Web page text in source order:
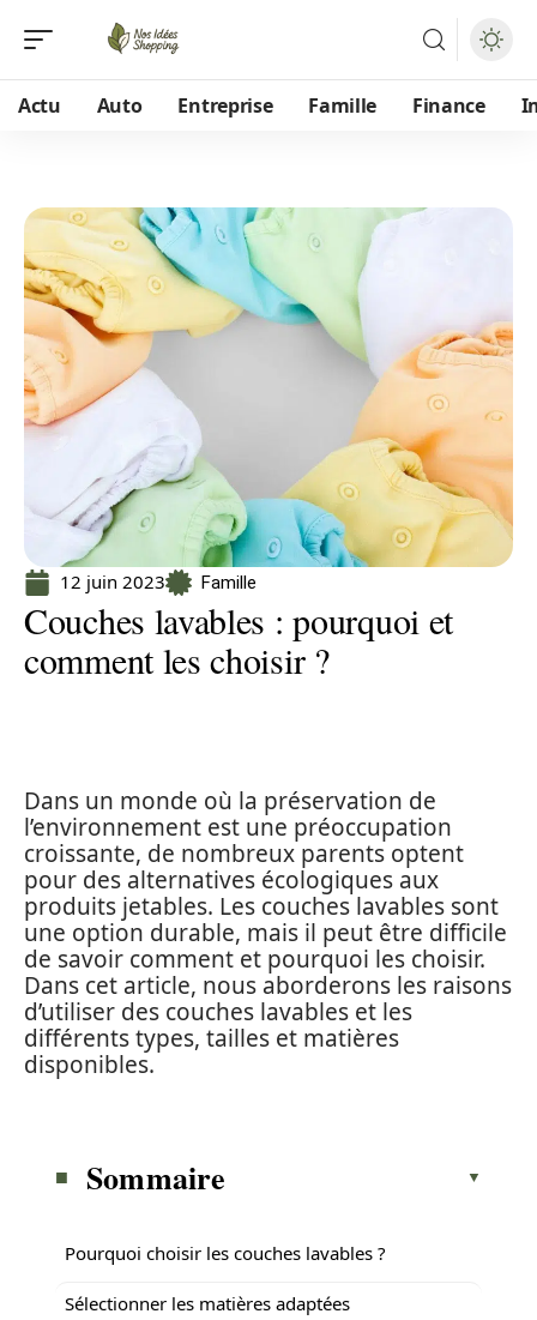
Actu Auto Entreprise Famille Finance
12 juin 2023 Famille
Couches lavables : pourquoi et
comment les choisir ?
Dans un monde où la préservation de
l’environnement est une préoccupation
croissante, de nombreux parents optent
pour des alternatives écologiques aux
produits jetables. Les couches lavables sont
une option durable, mais il peut être difficile
de savoir comment et pourquoi les choisir.
Dans cet article, nous aborderons les raisons
d’utiliser des couches lavables et les
différents types, tailles et matières
disponibles.
Sommaire
Pourquoi choisir les couches lavables ?
Sélectionner les matières adaptées